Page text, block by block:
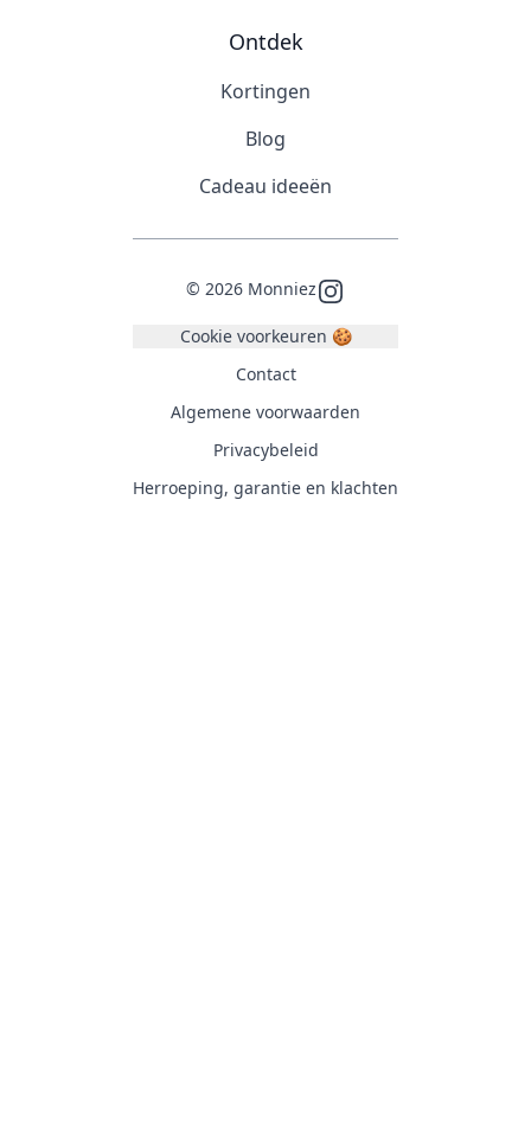
Ontdek
Kortingen
Blog
Cadeau ideeën
© 2026 MonniezInstagram
Cookie voorkeuren 🍪
Contact
Algemene voorwaarden
Privacybeleid
Herroeping, garantie en klachten